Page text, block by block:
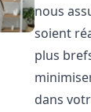
nous
soient
plus
dans